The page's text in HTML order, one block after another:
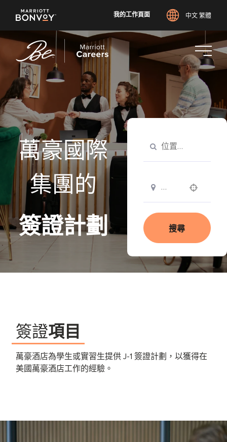
跳
容
我的工作頁面 中文 繁體
萬豪國際
集團的
簽證計劃
搜尋
簽證項目
萬豪酒店為學生或實習生提供 J-1 簽證計劃，以獲得在
美國萬豪酒店工作的經驗。